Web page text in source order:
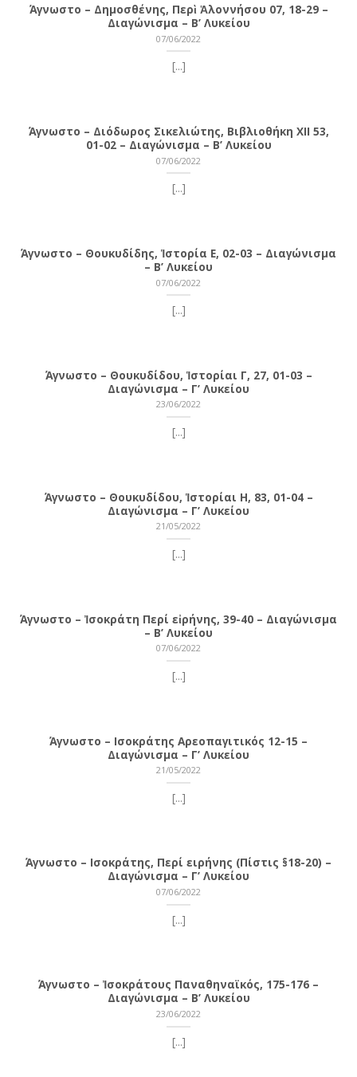
Άγνωστο – Δημοσθένης, Περὶ Ἁλοννήσου 07, 18-29 –
Διαγώνισμα – Β’ Λυκείου
07/06/2022
[...]
Άγνωστο – Διόδωρος Σικελιώτης, Βιβλιοθήκη ΧΙΙ 53,
01-02 – Διαγώνισμα – Β’ Λυκείου
07/06/2022
[...]
Άγνωστο – Θουκυδίδης, Ἱστορία Ε, 02-03 – Διαγώνισμα
– Β’ Λυκείου
07/06/2022
[...]
Άγνωστο – Θουκυδίδου, Ἱστορίαι Γ, 27, 01-03 –
Διαγώνισμα – Γ’ Λυκείου
23/06/2022
[...]
Άγνωστο – Θουκυδίδου, Ἱστορίαι Η, 83, 01-04 –
Διαγώνισμα – Γ’ Λυκείου
21/05/2022
[...]
Άγνωστο – Ἰσοκράτη Περί εἰρήνης, 39-40 – Διαγώνισμα
– Β’ Λυκείου
07/06/2022
[...]
Άγνωστο – Ισοκράτης Αρεοπαγιτικός 12-15 –
Διαγώνισμα – Γ’ Λυκείου
21/05/2022
[...]
Άγνωστο – Ισοκράτης, Περί ειρήνης (Πίστις §18-20) –
Διαγώνισμα – Γ’ Λυκείου
07/06/2022
[...]
Άγνωστο – Ἰσοκράτους Παναθηναϊκός, 175-176 –
Διαγώνισμα – Β’ Λυκείου
23/06/2022
[...]